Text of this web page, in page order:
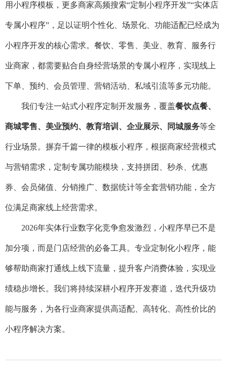
用小程序模板，更多商家高频搜索“定制小程序开发”“实体店
专属小程序”，足以证明个性化、场景化、功能适配已经成为
小程序开发的核心需求。餐饮、零售、美业、教育、服务行
业商家，都需要贴合自身经营场景的专属小程序，实现线上
下单、预约、会员管理、营销活动、私域引流等多元功能。
我们专注一站式小程序定制开发服务，覆盖餐饮点餐、
商城零售、美业预约、教育培训、企业展示、同城服务等全
行业场景。摒弃千篇一律的模板小程序，根据商家经营模式
与营销需求，定制专属功能模块，支持拼团、秒杀、优惠
券、会员储值、分销推广、数据统计等全套营销功能，全方
位满足商家线上经营需求。
2026年实体行业数字化竞争愈发激烈，小程序早已不是
加分项，而是门店经营的必备工具。专业定制化小程序，能
够帮助商家打通线上线下流量，提升客户消费体验，实现业
绩稳步增长。我们将持续深耕小程序开发赛道，迭代升级功
能与服务，为各行业商家提供高适配、高转化、高性价比的
小程序解决方案。